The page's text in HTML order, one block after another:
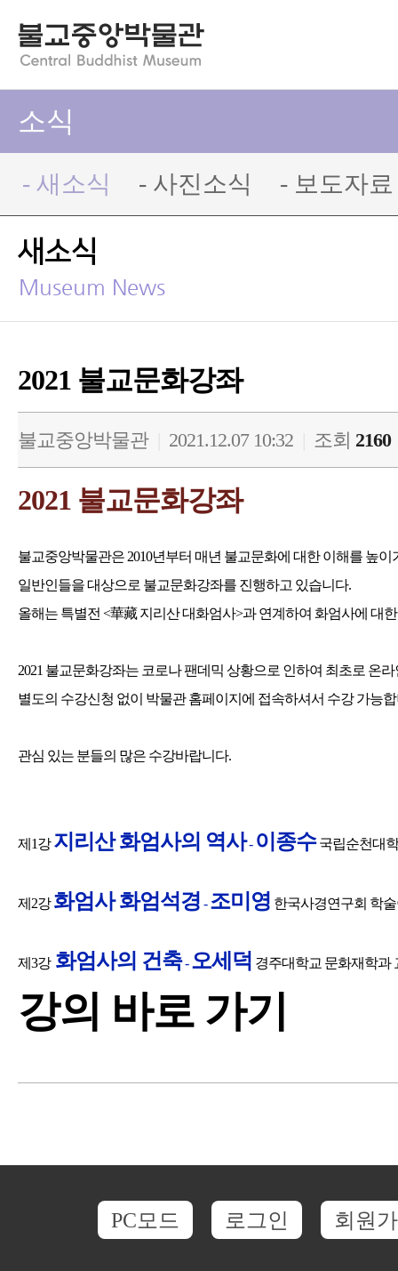
소식
- 새소식 - 사진소식 - 보도자료
새소식
Museum News
2021 불교문화강좌
불교중앙박물관 2021.12.07 10:32 조회 2160
2021 불교문화강좌
불교중앙박물관은 2010년부터 매년 불교문화에 대한 이해를 높이
일반인들을 대상으로 불교문화강좌를 진행하고 있습니다.
올해는 특별전 <華藏 지리산 대화엄사>과 연계하여 화엄사에 대
2021 불교문화강좌는 코로나 팬데믹 상황으로 인하여 최초로 온
별도의 수강신청 없이 박물관 홈페이지에 접속하셔서 수강 가능
관심 있는 분들의 많은 수강바랍니다.
제1강지리산 화엄사의 역사- 이종수국립순천대
제2강 화엄사 화엄석경 -조미영 한국사경연구회 학
제3강 화엄사의 건축-오세덕 경주대학교 문화재학과
강의 바로 가기
PC모드 로그인 회원